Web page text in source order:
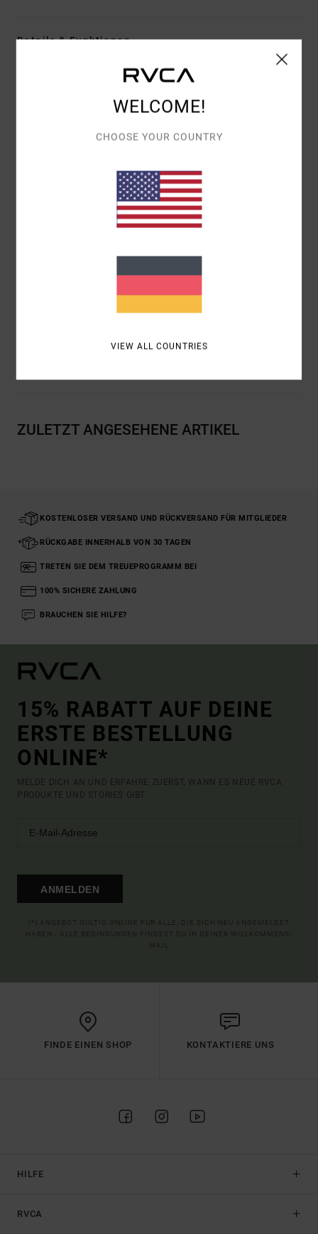
Details & Funktionen
Männer Blau Kurzärmliges Hemd
AVYWT00507 Farbcode blu
Regular Fit
Traditioneller Kragenausschnitt
kurzärmlig
Knopfverschluss
Zusammensetzung100 % Baumwolle
ZULETZT ANGESEHENE ARTIKEL
KOSTENLOSER VERSAND UND RÜCKVERSAND FÜR MITGLIEDER
RÜCKGABE INNERHALB VON 30 TAGEN
TRETEN SIE DEM TREUEPROGRAMM BEI
100% SICHERE ZAHLUNG
BRAUCHEN SIE HILFE?
15% RABATT AUF DEINE
ERSTE BESTELLUNG
ONLINE*
MELDE DICH AN UND ERFAHRE ZUERST, WANN ES NEUE RVCA
PRODUKTE UND STORIES GIBT.
ANMELDEN
FINDE EINEN SHOP KONTAKTIERE UNS
HILFE
RVCA
WELCOME!
CHOOSE YOUR COUNTRY
VIEW ALL COUNTRIES